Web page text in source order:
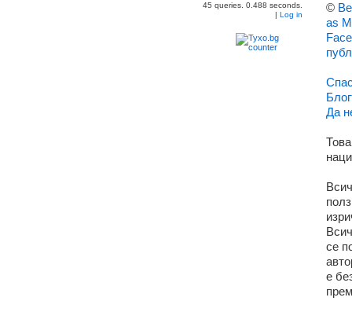
45 queries. 0.488 seconds.
| Log in
©
as
Да
се
е